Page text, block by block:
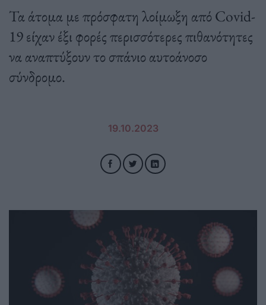
Τα άτομα με πρόσφατη λοίμωξη από Covid-
19 είχαν έξι φορές περισσότερες πιθανότητες
να αναπτύξουν το σπάνιο αυτοάνοσο
σύνδρομο.
19.10.2023